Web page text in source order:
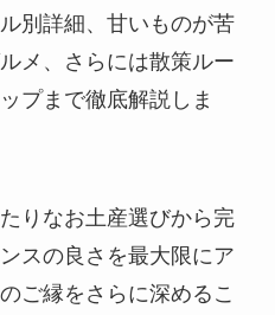
別詳細、甘いものが苦
メ、さらには散策ルー
プまで徹底解説しま
りなお土産選びから完
スの良さを最大限にア
ご縁をさらに深めるこ